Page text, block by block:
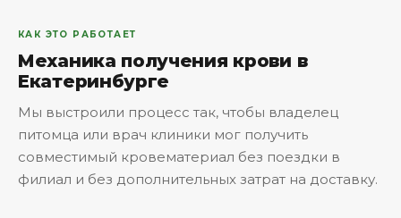
КАК ЭТО РАБОТАЕТ
Механика получения крови в
Екатеринбурге
Мы выстроили процесс так, чтобы владелец
питомца или врач клиники мог получить
совместимый кровематериал без поездки в
филиал и без дополнительных затрат на доставку.